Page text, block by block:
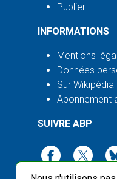
Publier
INFORMATIONS
Mentions
Données
Sur Wikipédia
Abonnement
SUIVRE ABP